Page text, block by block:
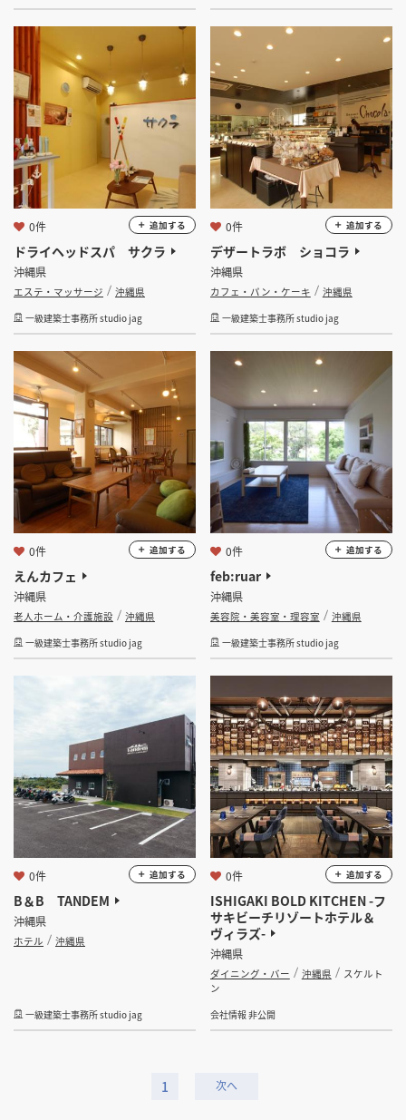
ドライヘッドスパ サクラ
沖縄県
エステ・マッサージ
沖縄県
一級建築士事務所 studio jag
0件 追加する
デザートラボ ショコラ
沖縄県
カフェ・パン・ケーキ
沖縄県
一級建築士事務所 studio jag
0件 追加する
えんカフェ
沖縄県
老人ホーム・介護施設
沖縄県
一級建築士事務所 studio jag
0件 追加する
feb:ruar
沖縄県
美容院・美容室・理容室
沖縄県
一級建築士事務所 studio jag
0件 追加する
B＆B TANDEM
沖縄県
ホテル 沖縄県
一級建築士事務所 studio jag
0件 追加する
ISHIGAKI BOLD KITCHEN -フ
サキビーチリゾートホテル＆
ヴィラズ-
沖縄県
ダイニング・バー 沖縄県
スケルト
ン
会社情報 非公開
0件 追加する
1